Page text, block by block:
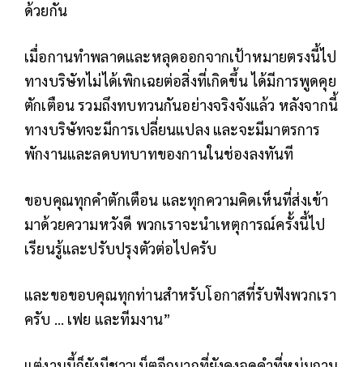
ด้วยกัน
เมื่อกานทำพลาดและหลุดออกจากเป้าหมายตรงนี้ไป
ทางบริษัทไม่ได้เพิกเฉยต่อสิ่งที่เกิดขึ้น ได้มีการพูดคุย
ตักเตือน รวมถึงทบทวนกันอย่างจริงจังแล้ว หลังจากนี้
ทางบริษัทจะมีการเปลี่ยนแปลง และจะมีมาตรการ
พักงานและลดบทบาทของกานในช่องลงทันที
ขอบคุณทุกคำตักเตือน และทุกความคิดเห็นที่ส่งเข้า
มาด้วยความหวังดี พวกเราจะนำเหตุการณ์ครั้งนี้ไป
เรียนรู้และปรับปรุงตัวต่อไปครับ
และขอขอบคุณทุกท่านสำหรับโอกาสที่รับฟังพวกเรา
ครับ … เฟย และทีมงาน”